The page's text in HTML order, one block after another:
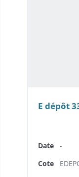
E dépôt
Date
-
Cote